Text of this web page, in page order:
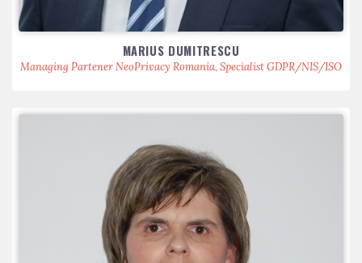
MARIUS DUMITRESCU
Managing Partener NeoPrivacy Romania, Specialist GDPR/NIS/ISO